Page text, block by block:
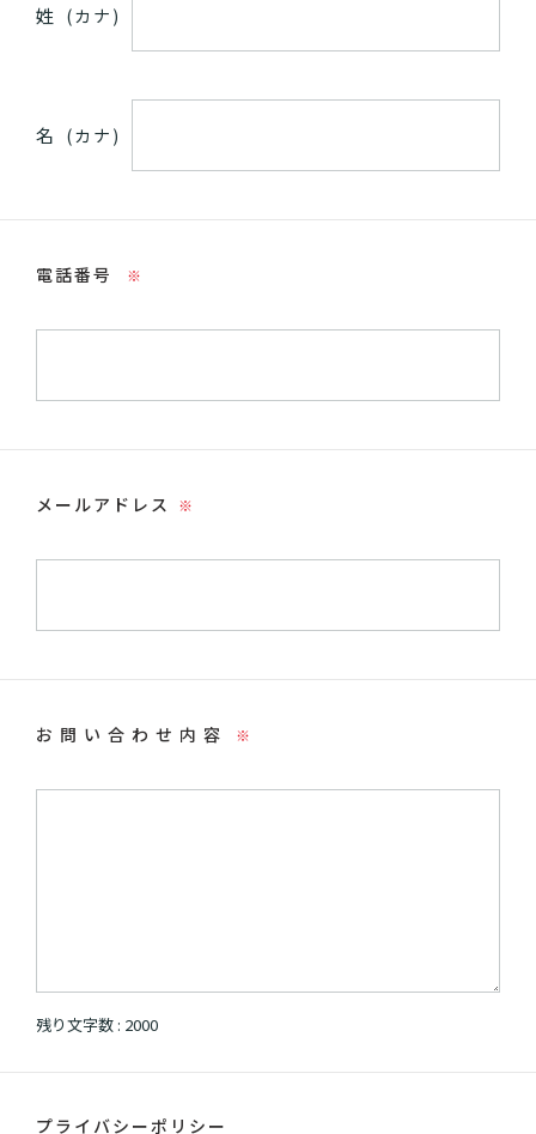
姓 (カナ)
名 (カナ)
電話番号 ※
メールアドレス ※
お問い合わせ内容 ※
残り文字数 : 2000
プライバシーポリシー